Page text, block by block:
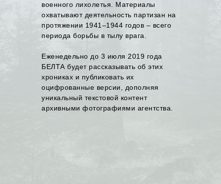
военного лихолетья. Материалы
охватывают деятельность партизан на
протяжении 1941–1944 годов – всего
периода борьбы в тылу врага.
Еженедельно до 3 июля 2019 года
БЕЛТА будет рассказывать об этих
хрониках и публиковать их
оцифрованные версии, дополняя
уникальный текстовой контент
архивными фотографиями агентства.